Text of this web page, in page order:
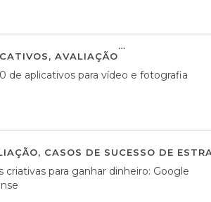
, AVALIAÇÃO
de aplicativos para vídeo e fotografia
, CASOS DE SUCESSO DE
criativas para ganhar dinheiro: Google